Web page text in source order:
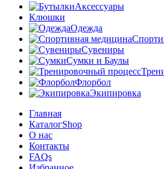
Аксессуары
Клюшки
Одежда
Сувениры
Сумки и Баулы
Флорбол
Экипировка
Главная
КаталогShop
О нас
Контакты
FAQs